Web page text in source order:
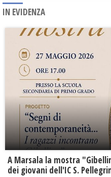
IN EVIDENZA
A Marsala la mostra
dei giovani dell'IC S.